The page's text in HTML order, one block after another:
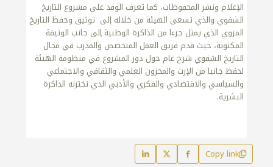
الإعلام ونشر المحفوظات، كما تعرف الوفد على مشروع التاريخ
الشفوي والذي تسعى الهيئة من خلاله إلى توثيق وحفظ التاريخ
المروي الذي يمثل جزءا من الذاكرة الوطنية إلى جانب الوثيقة
المكتوبة، حيث قدم فريق العمل المتخصص والمدرب في مجال
التاريخ الشفوي شرح عام حول دور المشروع في منظومة الهيئة
لحفظ جانبا من الإرث والمخزون العلمي والثقافي والاجتماعي
والسياسي والاقتصادي والفكري والأدبي الذي تختزنه الذاكرة
البشرية.
Copy link